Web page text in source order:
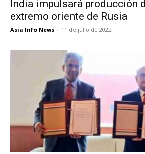
India impulsará producción
extremo oriente de Rusia
Asia Info News - 11 de julio de 2022